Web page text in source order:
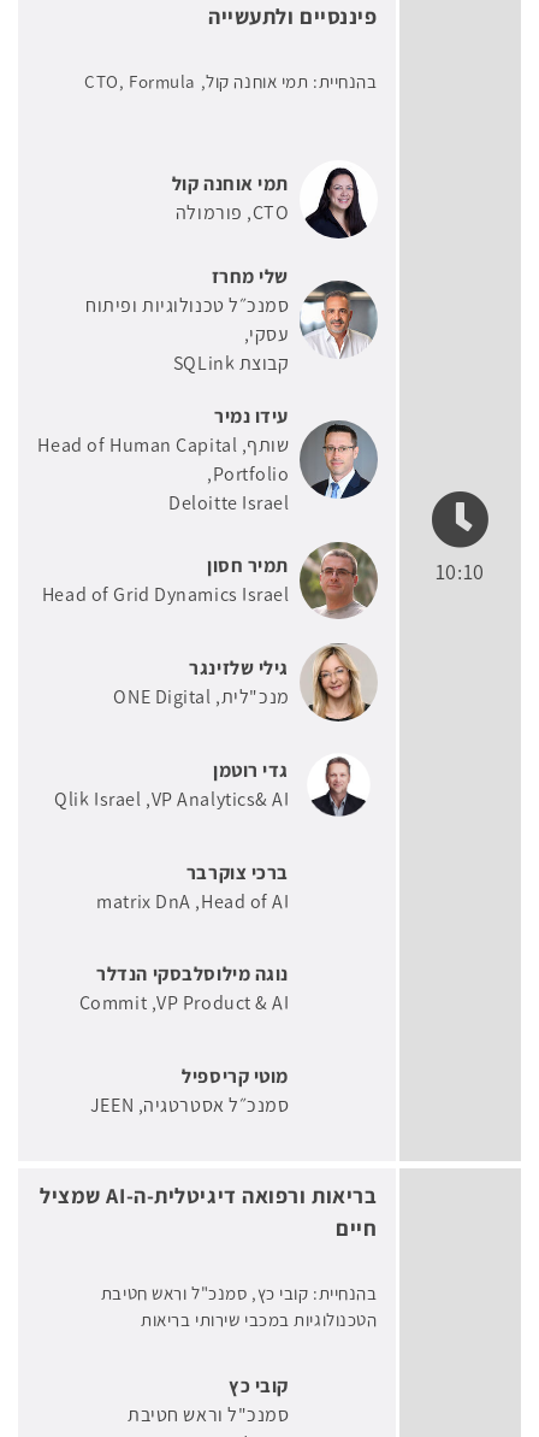
10:10
פיננסיים ולתעשייה
בהנחיית: תמי אוחנה קול, CTO, Formula
תמי אוחנה קול
CTO פורמולה
שלי מחרז
סמנכ״ל טכנולוגיות ופיתוח
עסקי
קבוצת SQLink
עידו נמיר
שותף, Head of Human Capital
Portfolio
Deloitte Israel
תמיר חסון
Head of Grid Dynamics Israel
גילי שלזינגר
מנכ"לית ONE Digital
גדי רוטמן
VP Analytics& AI
Qlik Israel
ברכי צוקרבר
Head of AI
matrix DnA
נוגה מילוסלבסקי הנדלר
VP Product & AI
Commit
מוטי קריספיל
סמנכ״ל אסטרטגיה JEEN
בריאות ורפואה דיגיטלית-ה-AI שמציל
חיים
בהנחיית: קובי כץ, סמנכ"ל וראש חטיבת
הטכנולוגיות במכבי שירותי בריאות
קובי כץ
סמנכ"ל וראש חטיבת